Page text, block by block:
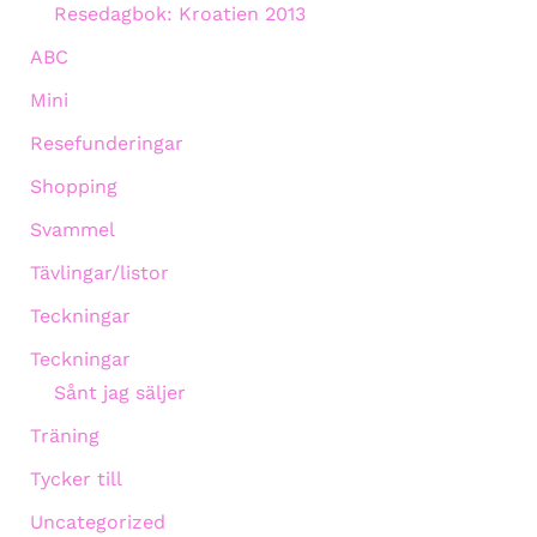
Resedagbok: Kroatien 2013
ABC
Mini
Resefunderingar
Shopping
Svammel
Tävlingar/listor
Teckningar
Teckningar
Sånt jag säljer
Träning
Tycker till
Uncategorized